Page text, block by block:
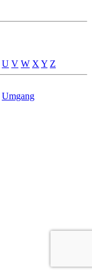
U V W X Y Z
Umgang